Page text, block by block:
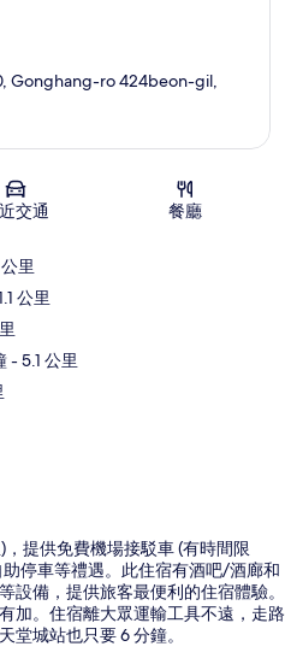
Gonghang-ro 424beon-gil,
交通 餐廳
里
公里
- 5.1 公里
提供免費機場接駁車 (有時間限
停車等禮遇。此住宿有酒吧/酒廊和
設備，提供旅客最便利的住宿體驗。
加。住宿離大眾運輸工具不遠，走路
堂城站也只要 6 分鐘。